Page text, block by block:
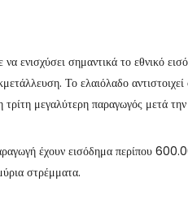
ενισχύσει σημαντικά το εθνικό
Το ελαιόλαδο
μεγαλύτερη παραγωγός μετά την
έχουν εισόδημα περίπου
στρέμματα.